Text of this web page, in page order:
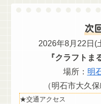
次
2026年8月22日(
『クラフトま
場所： 明
（明石市大久
★交通アクセス